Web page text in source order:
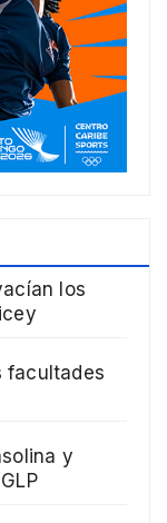
los
facultades
y